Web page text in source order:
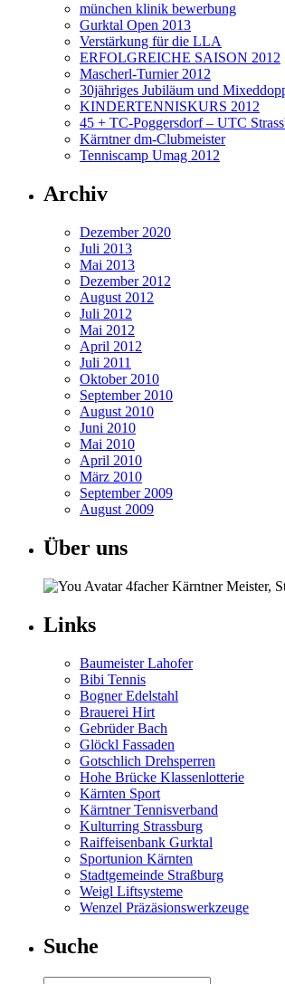
münchen klinik bewerbung
Gurktal Open 2013
Verstärkung für die LLA
ERFOLGREICHE SAISON 2012
Mascherl-Turnier 2012
30jähriges Jubiläum und
KINDERTENNISKURS 2012
45 + TC-Poggersdorf – UTC
Kärntner dm-Clubmeister
Tenniscamp Umag 2012
Archiv
Dezember 2020
Juli 2013
Mai 2013
Dezember 2012
August 2012
Juli 2012
Mai 2012
April 2012
Juli 2011
Oktober 2010
September 2010
August 2010
Juni 2010
Mai 2010
April 2010
März 2010
September 2009
August 2009
Über uns
4facher Kärntner Meister,
Links
Baumeister Lahofer
Bibi Tennis
Bogner Edelstahl
Brauerei Hirt
Gebrüder Bach
Glöckl Fassaden
Gotschlich Drehsperren
Hohe Brücke Klassenlotterie
Kärnten Sport
Kärntner Tennisverband
Kulturring Strassburg
Raiffeisenbank Gurktal
Sportunion Kärnten
Stadtgemeinde Straßburg
Weigl Liftsysteme
Wenzel Präzäsionswerkzeuge
Suche